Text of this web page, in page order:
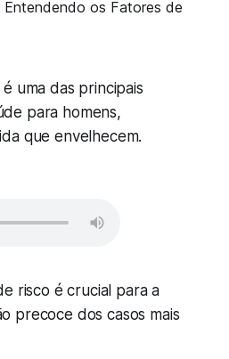
uma das principais
para homens,
que envelhecem.
risco é crucial para a
precoce dos casos mais